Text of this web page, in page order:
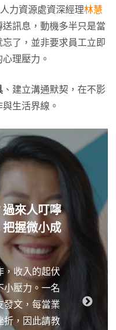
力資源處資深經理林慧
送訊息，動機多半只是當
了，並非要求員工立即
理壓力。
、建立溝通默契，在不影
生活界線。
來人叮嚀
把握微小成
，收入的起伏
小壓力。一名
發文，每當業
折，因此請教